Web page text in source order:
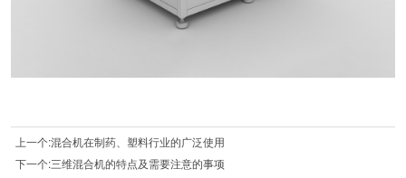
上一个:混合机在制药、塑料行业的广泛使用
下一个:三维混合机的特点及需要注意的事项